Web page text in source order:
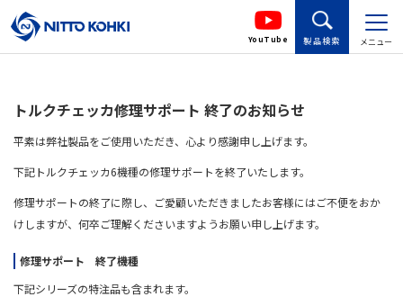
YouTube 製品検索 メニュー
トルクチェッカ修理サポート 終了のお知らせ
平素は弊社製品をご使用いただき、心より感謝申し上げます。
下記トルクチェッカ6機種の修理サポートを終了いたします。
修理サポートの終了に際し、ご愛顧いただきましたお客様にはご不便をおか
けしますが、何卒ご理解くださいますようお願い申し上げます。
修理サポート 終了機種
下記シリーズの特注品も含まれます。